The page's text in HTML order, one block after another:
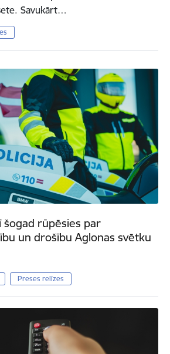
Savukārt…
šogad rūpēsies par
un drošību Aglonas svētku
Preses relīzes